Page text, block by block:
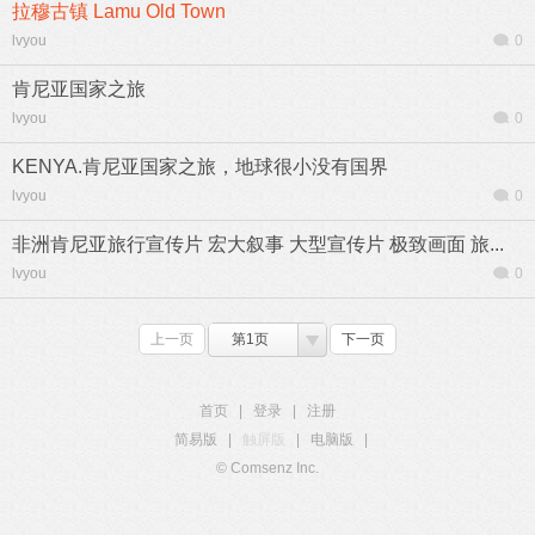
拉穆古镇 Lamu Old Town
lvyou 0
肯尼亚国家之旅
lvyou 0
KENYA.肯尼亚国家之旅，地球很小没有国界
lvyou 0
非洲肯尼亚旅行宣传片 宏大叙事 大型宣传片 极致画面 旅...
lvyou 0
上一页 第1页 下一页
首页 登录
注册
简易版
触屏版 电脑版
© Comsenz Inc.